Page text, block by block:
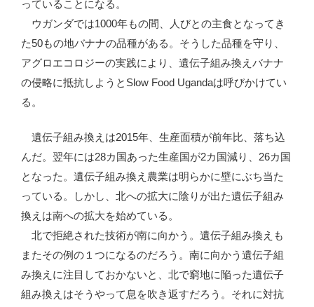
っていることになる。
ウガンダでは1000年もの間、人びとの主食となってき
た50もの地バナナの品種がある。そうした品種を守り、
アグロエコロジーの実践により、遺伝子組み換えバナナ
の侵略に抵抗しようとSlow Food Ugandaは呼びかけてい
る。
遺伝子組み換えは2015年、生産面積が前年比、落ち込
んだ。翌年には28カ国あった生産国が2カ国減り、26カ国
となった。遺伝子組み換え農業は明らかに壁にぶち当た
っている。しかし、北への拡大に陰りが出た遺伝子組み
換えは南への拡大を始めている。
北で拒絶された技術が南に向かう。遺伝子組み換えも
またその例の１つになるのだろう。南に向かう遺伝子組
み換えに注目しておかないと、北で窮地に陥った遺伝子
組み換えはそうやって息を吹き返すだろう。それに対抗